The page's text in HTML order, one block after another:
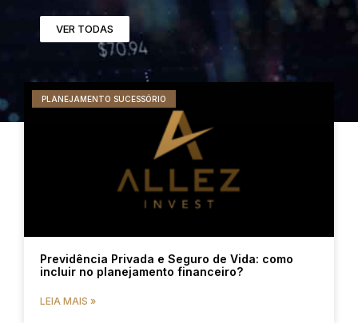
VER TODAS
PLANEJAMENTO SUCESSÓRIO
Previdência Privada e Seguro de Vida: como
incluir no planejamento financeiro?
LEIA MAIS »